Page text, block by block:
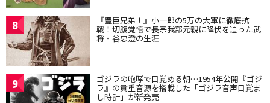
8 『豊臣兄弟！』小一郎の5万の大軍に徹底抗
戦！切腹覚悟で長宗我部元親に降伏を迫った武
将・谷忠澄の生涯
9 ゴジラの咆哮で目覚める朝…1954年公開『ゴジ
ラ』の貴重音源を搭載した「ゴジラ音声目覚ま
し時計」が新発売